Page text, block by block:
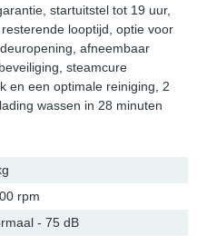
startuitstel tot 19 uur,
looptijd, optie voor
afneembaar
steamcure
en een optimale reiniging, 2
wassen in 28 minuten
rpm
- 75 dB